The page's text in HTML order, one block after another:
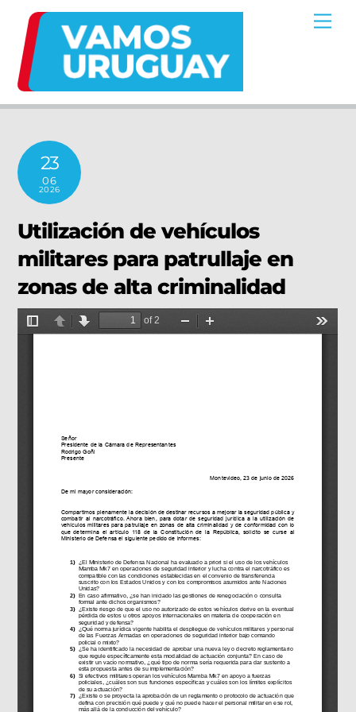
content
23
06
2026
Utilización de vehículos
militares para patrullaje en
zonas de alta criminalidad